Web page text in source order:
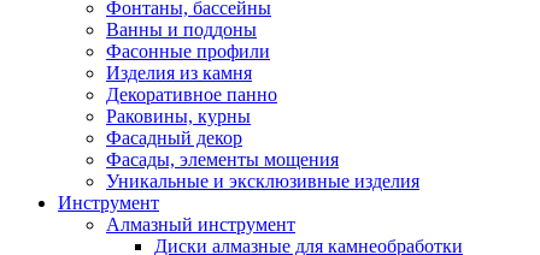
Фонтаны, бассейны
Ванны и поддоны
Фасонные профили
Изделия из камня
Декоративное панно
Раковины, курны
Фасадный декор
Фасады, элементы мощения
Уникальные и эксклюзивные изделия
Инструмент
Алмазный инструмент
Диски алмазные для камнеобработки